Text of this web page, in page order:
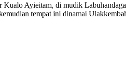
Ayieitam, di mudik
tempat ini dinamai